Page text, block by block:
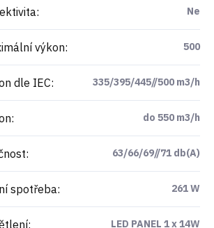
: Ne
výkon: 500
dle IEC: 335/395/445//500 m3/h
: do 550 m3/h
: 63/66/69//71 db(A)
spotřeba: 261 W
: LED PANEL 1 x 14W